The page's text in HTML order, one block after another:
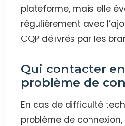
plateforme, mais elle
régulièrement avec
CQP délivrés par les
Qui contacter
problème de
En cas de difficulté
problème de